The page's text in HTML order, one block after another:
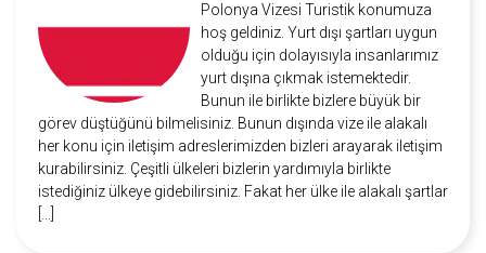
Polonya Vizesi Turistik konumuza
hoş geldiniz. Yurt dışı şartları uygun
olduğu için dolayısıyla insanlarımız
yurt dışına çıkmak istemektedir.
Bunun ile birlikte bizlere büyük bir
görev düştüğünü bilmelisiniz. Bunun dışında vize ile alakalı
her konu için iletişim adreslerimizden bizleri arayarak iletişim
kurabilirsiniz. Çeşitli ülkeleri bizlerin yardımıyla birlikte
istediğiniz ülkeye gidebilirsiniz. Fakat her ülke ile alakalı şartlar